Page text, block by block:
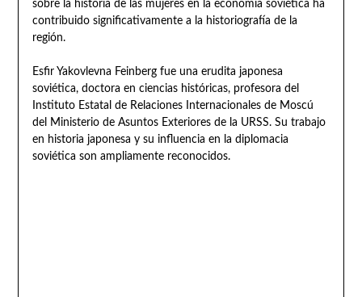
sobre la historia de las mujeres en la economía soviética ha
contribuido significativamente a la historiografía de la
región.
Esfir Yakovlevna Feinberg fue una erudita japonesa
soviética, doctora en ciencias históricas, profesora del
Instituto Estatal de Relaciones Internacionales de Moscú
del Ministerio de Asuntos Exteriores de la URSS. Su trabajo
en historia japonesa y su influencia en la diplomacia
soviética son ampliamente reconocidos.